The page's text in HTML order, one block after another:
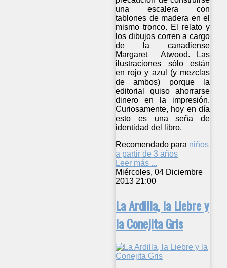
una escalera con
tablones de madera en el
mismo tronco. El relato y
los dibujos corren a cargo
de la canadiense
Margaret Atwood. Las
ilustraciones sólo están
en rojo y azul (y mezclas
de ambos) porque la
editorial quiso ahorrarse
dinero en la impresión.
Curiosamente, hoy en día
esto es una seña de
identidad del libro.
Recomendado para niños
a partir de 3 años
Leer más ...
Miércoles, 04 Diciembre
2013 21:00
La Ardilla, la Liebre y
la Conejita Gris